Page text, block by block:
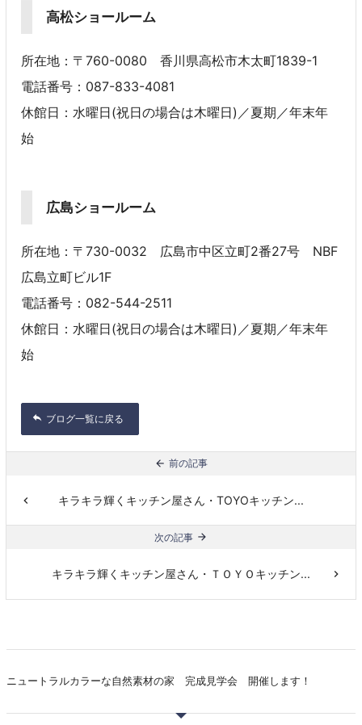
高松ショールーム
所在地：〒760-0080 香川県高松市木太町1839-1
電話番号：087-833-4081
休館日：水曜日(祝日の場合は木曜日)／夏期／年末年
始
広島ショールーム
所在地：〒730-0032 広島市中区立町2番27号 NBF
広島立町ビル1F
電話番号：082-544-2511
休館日：水曜日(祝日の場合は木曜日)／夏期／年末年
始
ブログ一覧に戻る
前の記事
キラキラ輝くキッチン屋さん・TOYOキッチン...
次の記事
キラキラ輝くキッチン屋さん・ＴＯＹＯキッチン...
ニュートラルカラーな自然素材の家 完成見学会 開催します！